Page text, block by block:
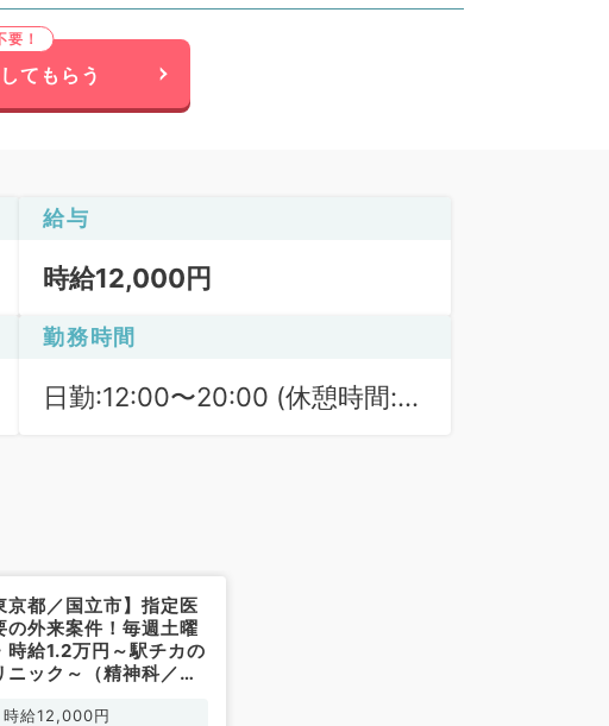
てもらう
給与
時給12,000円
勤務時間
日勤:12:00〜20:00 (休憩時間:
京都／国立市】指定医
の外来案件！毎週土曜
時給1.2万円～駅チカの
ニック～（精神科／非
時給12,000円